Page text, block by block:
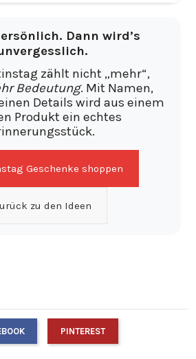
Dann wird’s
zählt nicht „mehr“,
Bedeutung. Mit Namen,
Details wird aus einem
Produkt ein echtes
Geschenke shoppen
zu den Ideen
PINTEREST